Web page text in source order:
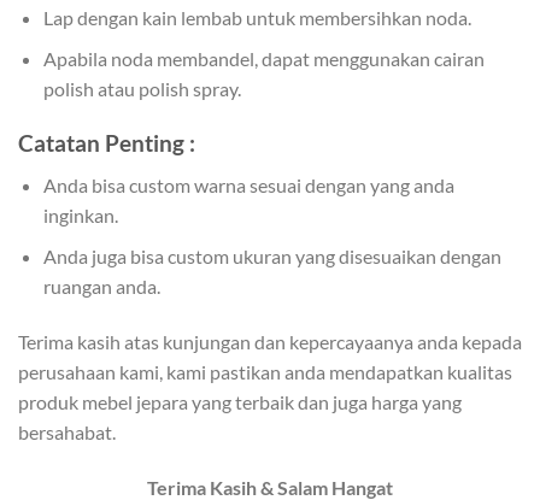
Lap dengan kain lembab untuk membersihkan noda.
Apabila noda membandel, dapat menggunakan cairan
polish atau polish spray.
Catatan Penting :
Anda bisa custom warna sesuai dengan yang anda
inginkan.
Anda juga bisa custom ukuran yang disesuaikan dengan
ruangan anda.
Terima kasih atas kunjungan dan kepercayaanya anda kepada
perusahaan kami, kami pastikan anda mendapatkan kualitas
produk mebel jepara yang terbaik dan juga harga yang
bersahabat.
Terima Kasih & Salam Hangat